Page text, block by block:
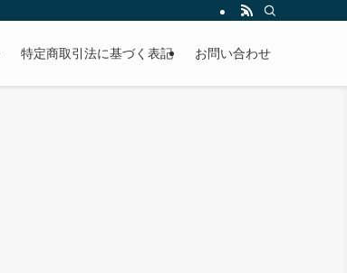
特定商取引法に基づく表記 お問い合わせ